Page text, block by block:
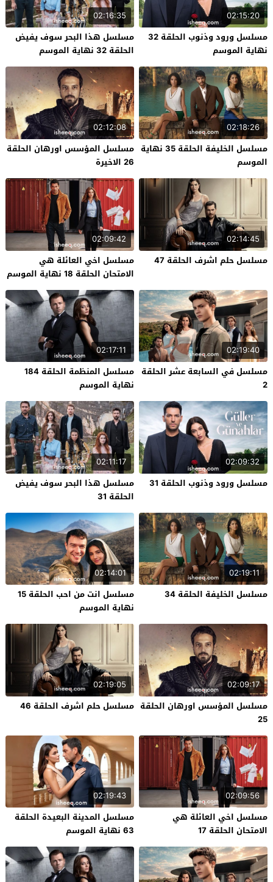
02:15:20
مسلسل ورود وذنوب الحلقة 32
نهاية الموسم
02:16:35
مسلسل هذا البحر سوف يفيض
الحلقة 32 نهاية الموسم
02:18:26
مسلسل الخليفة الحلقة 35 نهاية
الموسم
02:12:08
مسلسل المؤسس اورهان الحلقة
26 الاخيرة
02:14:45
مسلسل حلم اشرف الحلقة 47
02:09:42
مسلسل اخي العائلة هي
الامتحان الحلقة 18 نهاية الموسم
02:19:40
مسلسل في السابعة عشر الحلقة
2
02:17:11
مسلسل المنظمة الحلقة 184
نهاية الموسم
02:09:32
مسلسل ورود وذنوب الحلقة 31
02:11:17
مسلسل هذا البحر سوف يفيض
الحلقة 31
02:19:11
مسلسل الخليفة الحلقة 34
02:14:01
مسلسل انت من احب الحلقة 15
نهاية الموسم
02:09:17
مسلسل المؤسس اورهان الحلقة
25
02:19:05
مسلسل حلم اشرف الحلقة 46
02:09:56
مسلسل اخي العائلة هي
الامتحان الحلقة 17
02:19:43
مسلسل المدينة البعيدة الحلقة
63 نهاية الموسم